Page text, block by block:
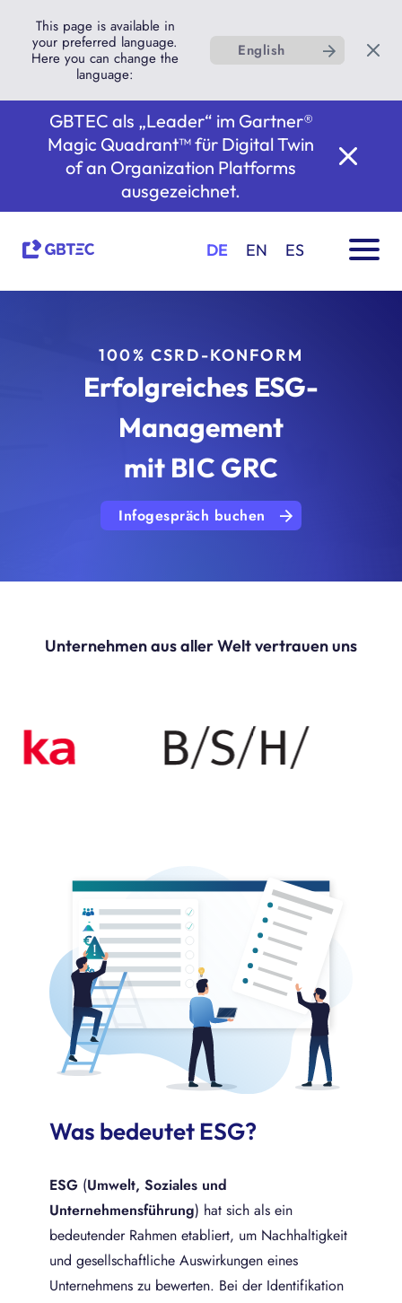
This page is available in
your preferred language.
Here you can change the
language:
English
GBTEC als „Leader“ im Gartner®
Magic Quadrant™ für Digital Twin
of an Organization Platforms
ausgezeichnet.
DE EN ES
100% CSRD-KONFORM
Erfolgreiches ESG-
Management
mit BIC GRC
Infogespräch buchen
Unternehmen aus aller Welt vertrauen uns
Was bedeutet ESG?
ESG (Umwelt, Soziales und
Unternehmensführung) hat sich als ein
bedeutender Rahmen etabliert, um Nachhaltigkeit
und gesellschaftliche Auswirkungen eines
Unternehmens zu bewerten. Bei der Identifikation